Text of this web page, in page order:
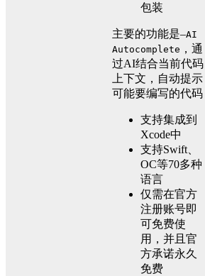
包装
主要的功能是–AI
Autocomplete ，通
过AI结合当前代码
上下文，自动提示
可能要编写的代码
支持集成到
Xcode中
支持Swift、
OC等70多种
语言
仅需在官方
注册账号即
可免费使
用，并且官
方承诺永久
免费